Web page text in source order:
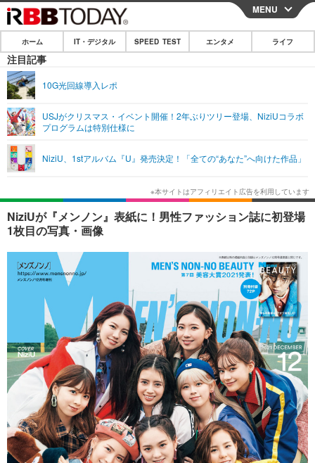
CLOSE
ホーム
IT・デジタル
ネタ
ショッピング その他
SPEED TEST
エンタメ
エンタメTOP 映画・ドラマ
韓国・芸能
音楽 スポーツ
ショッピング その他
ライフ
ライフTOP グルメ
ペット ショッピング
その他
リリース一覧
プッシュ通知の停止方法
MENU
ホーム IT・デジタル SPEED TEST エンタメ ライフ
注目記事
10G光回線導入レポ
USJがクリスマス・イベント開催！2年ぶりツリー登場、NiziUコラボ
プログラムは特別仕様に
NiziU、1stアルバム『U』発売決定！「全ての“あなた”へ向けた作品」
NiziUが『メンノン』表紙に！男性ファッション誌に初登場
1枚目の写真・画像